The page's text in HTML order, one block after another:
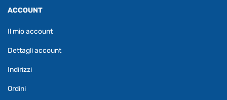
ACCOUNT
Il mio account
Dettagli account
Indirizzi
Ordini